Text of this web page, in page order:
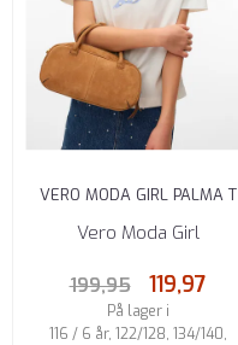
VERO MODA GIRL PALMA T
SKJORTE REGULAR FIT SNOW
Vero Moda Girl
199,95 119,97
På lager i
116 / 6 år, 122/128, 134/140,